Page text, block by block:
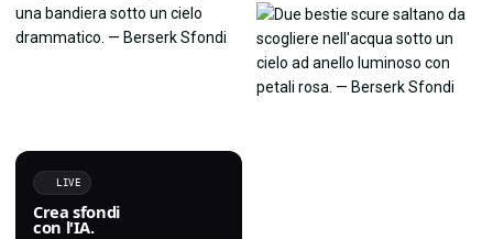
LIVE
Crea sfondi
con l'IA.